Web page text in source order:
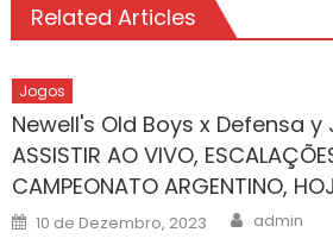
Related Articles
Jogos
Newell's Old Boys x Defensa y
ASSISTIR AO VIVO,
CAMPEONATO ARGENTINO,
Posted
on
10 de Dezembro, 2023 Author
admin